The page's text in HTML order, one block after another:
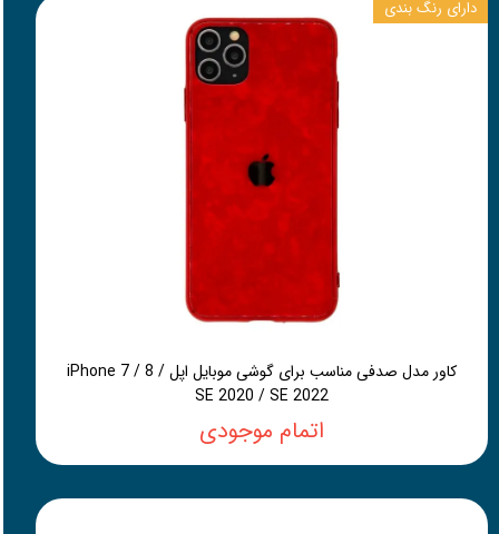
کاور مدل صدفی مناسب برای گوشی موبایل اپل iPhone 7 / 8 /
SE 2020 / SE 2022
اتمام موجودی
دارای رنگ بندی